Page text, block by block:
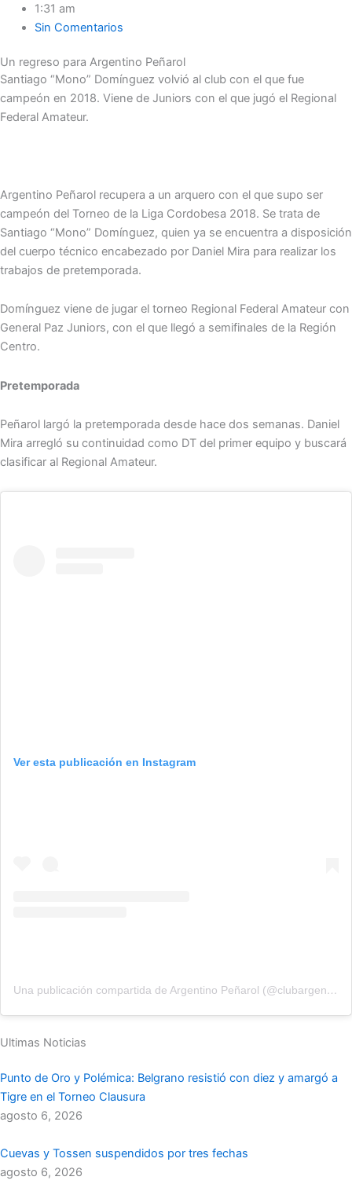
1:31 am
Sin Comentarios
Un regreso para Argentino Peñarol
Santiago “Mono” Domínguez volvió al club con el que fue
campeón en 2018. Viene de Juniors con el que jugó el Regional
Federal Amateur.
Argentino Peñarol recupera a un arquero con el que supo ser
campeón del Torneo de la Liga Cordobesa 2018. Se trata de
Santiago “Mono” Domínguez, quien ya se encuentra a disposición
del cuerpo técnico encabezado por Daniel Mira para realizar los
trabajos de pretemporada.
Domínguez viene de jugar el torneo Regional Federal Amateur con
General Paz Juniors, con el que llegó a semifinales de la Región
Centro.
Pretemporada
Peñarol largó la pretemporada desde hace dos semanas. Daniel
Mira arregló su continuidad como DT del primer equipo y buscará
clasificar al Regional Amateur.
Ver esta publicación en Instagram
Una publicación compartida de Argentino Peñarol (@clubargentinopenarol)
Ultimas Noticias
Punto de Oro y Polémica: Belgrano resistió con diez y amargó a
Tigre en el Torneo Clausura
agosto 6, 2026
Cuevas y Tossen suspendidos por tres fechas
agosto 6, 2026